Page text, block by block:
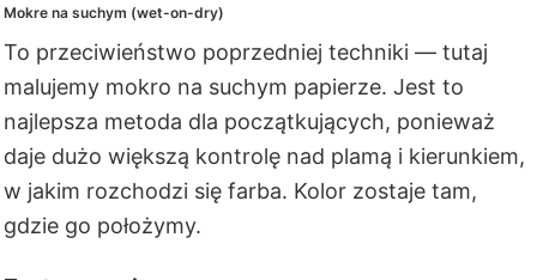
Mokre na suchym (wet-on-dry)
To przeciwieństwo poprzedniej techniki — tutaj
malujemy mokro na suchym papierze. Jest to
najlepsza metoda dla początkujących, ponieważ
daje dużo większą kontrolę nad plamą i kierunkiem,
w jakim rozchodzi się farba. Kolor zostaje tam,
gdzie go położymy.